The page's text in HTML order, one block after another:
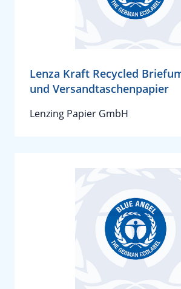
Lenza Kraft Recycled
und Versandtaschenpapier
Lenzing Papier GmbH